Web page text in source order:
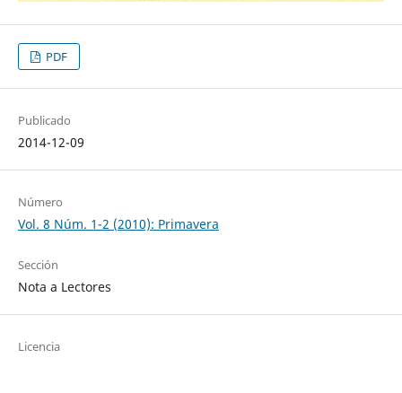
PDF
Publicado
2014-12-09
Número
Vol. 8 Núm. 1-2 (2010): Primavera
Sección
Nota a Lectores
Licencia